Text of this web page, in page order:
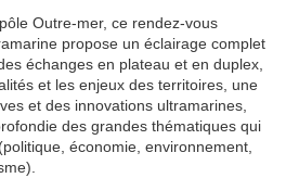
Outre-mer, ce rendez-vous
propose un éclairage complet
échanges en plateau et en duplex,
et les enjeux des territoires, une
et des innovations ultramarines,
des grandes thématiques qui
économie, environnement,